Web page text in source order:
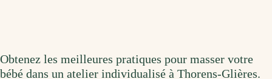
Obtenez les meilleures pratiques pour masser votre
bébé dans un atelier individualisé à Thorens-Glières.